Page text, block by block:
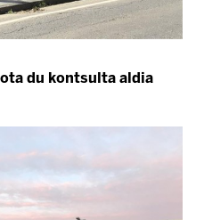
du kontsulta aldia